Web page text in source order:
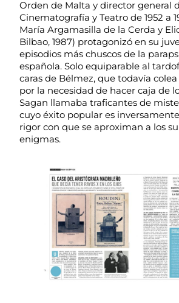
Orden de Malta y director general
Cinematografía y Teatro de 1952 a
María Argamasilla de la Cerda y
Bilbao, 1987) protagonizó en su
episodios más chuscos de la
española. Solo equiparable al
caras de Bélmez, que todavía colea
por la necesidad de hacer caja de
Sagan llamaba traficantes de
cuyo éxito popular es
rigor con que se aproximan a los
enigmas.